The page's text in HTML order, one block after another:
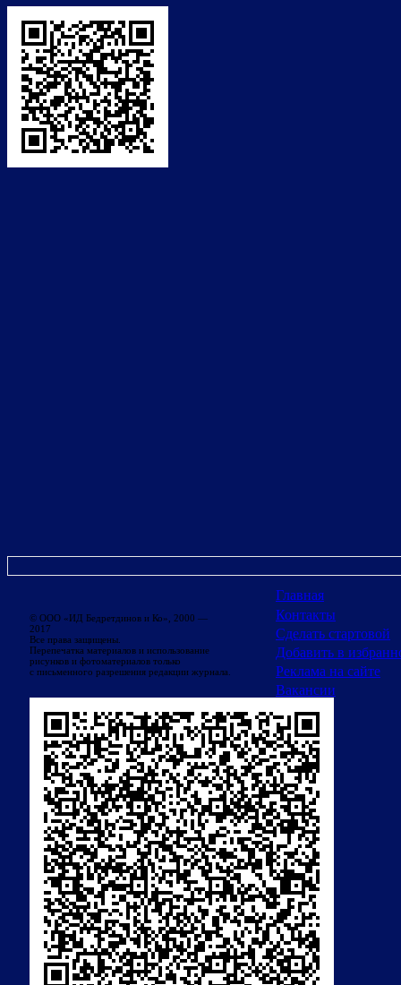
© ООО «ИД Бедретдинов и Ко», 2000 —
2017
Все права защищены.
Перепечатка материалов и использование
рисунков и фотоматериалов только
с письменного разрешения редакции журнала.
Главная
Контакты
Сделать стартовой
Добавить в
Реклама на сайте
Вакансии